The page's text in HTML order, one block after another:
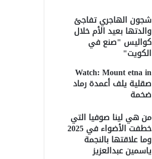
شجون الهاجري تفاجئ
والدتها بعيد الأم خلال
كواليس "صنع في
الكويت"
Watch: Mount etna in
صقلية يلف أعمدة رماد
ضخمة
من هي لينا صوفيا التي
خطفت الأضواء في 2025
وما علاقتها بالنجمة
ياسمين عبدالعزيز